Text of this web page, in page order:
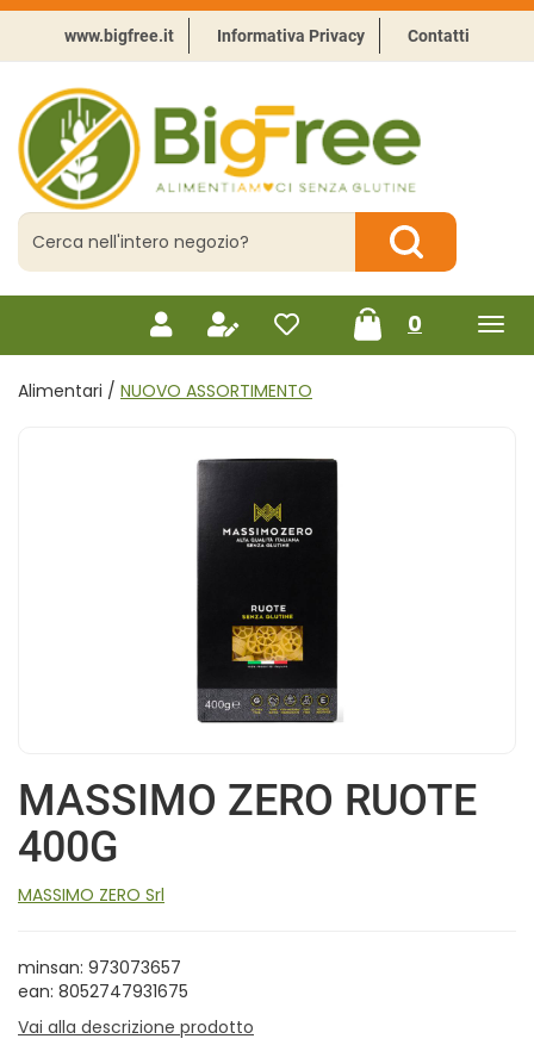
Passa
contenuto
principale
www.bigfree.it Informativa Privacy Contatti
BigFree
-
Punto
celiachia
Cerca
Prodotto
Cerca Prodotto
0prodotti
inseriti
Alimentari / NUOVO ASSORTIMENTO
MASSIMO ZERO RUOTE
400G
MASSIMO ZERO Srl
minsan: 973073657
ean: 8052747931675
Vai alla descrizione prodotto